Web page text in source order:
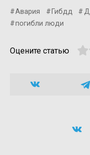
Авария Гибдд
погибли люди
Оцените статью